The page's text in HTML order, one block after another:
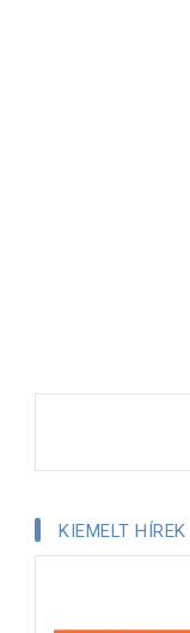
KIEMELT HÍREK